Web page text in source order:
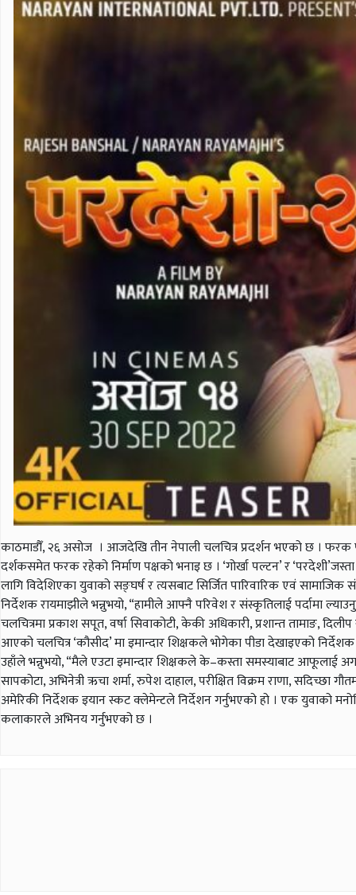
काठमाडौँ, २६ असोज । आजदेखि तीन नेपाली चलचित्र प्रदर्शन भएको छ । फरक
दर्शकसमेत फरक रहेको निर्माण पक्षको भनाइ छ । ‘गोर्खा पल्टन’ र
लागि विदेशिएका युवाको सङ्घर्ष र त्यसबाट सिर्जित पारिवारिक एवं
निर्देशक रायमाझीले भन्नुभयो, “हामीले आफ्नै परिवेश र संस्कृतिलाई पर्दामा
चलचित्रमा प्रकाश सपूत, वर्षा सिवाकोटी, केकी अधिकारी, प्रशान्त तामाङ,
आएको चलचित्र ‘कौसीद’ मा इमान्दार शिक्षकले भोगेका पीडा देखाइएको
उहाँले भन्नुभयो, “मैले एउटा इमान्दार शिक्षकले के–कस्ता समस्याबाट आफूलाई
सापकोटा, अभिनेत्री ऋचा शर्मा, रुपेश दाहाल, परीक्षित विक्रम राणा, सदिच्छा
अमेरिकी निर्देशक इयान स्कट क्लेमेन्टले निर्देशन गर्नुभएको हो । एक युवाको
कलाकारले अभिनय गर्नुभएको छ ।